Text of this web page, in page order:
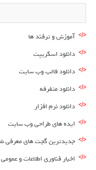
آموزش و ترفند ها
دانلود اسکریپت
دانلود قالب وب سایت
دانلود متفرقه
دانلود نرم افزار
ایده های طراحی وب سایت
جدیدترین گجت های معرفی
اخبار فناوری اطلاعات و عمومی